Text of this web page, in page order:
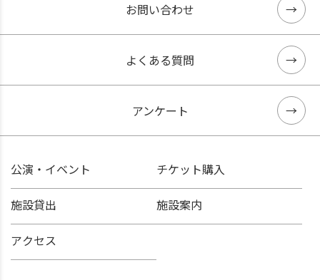
お問い合わせ
よくある質問
アンケート
公演・イベント チケット購入
施設貸出 施設案内
アクセス